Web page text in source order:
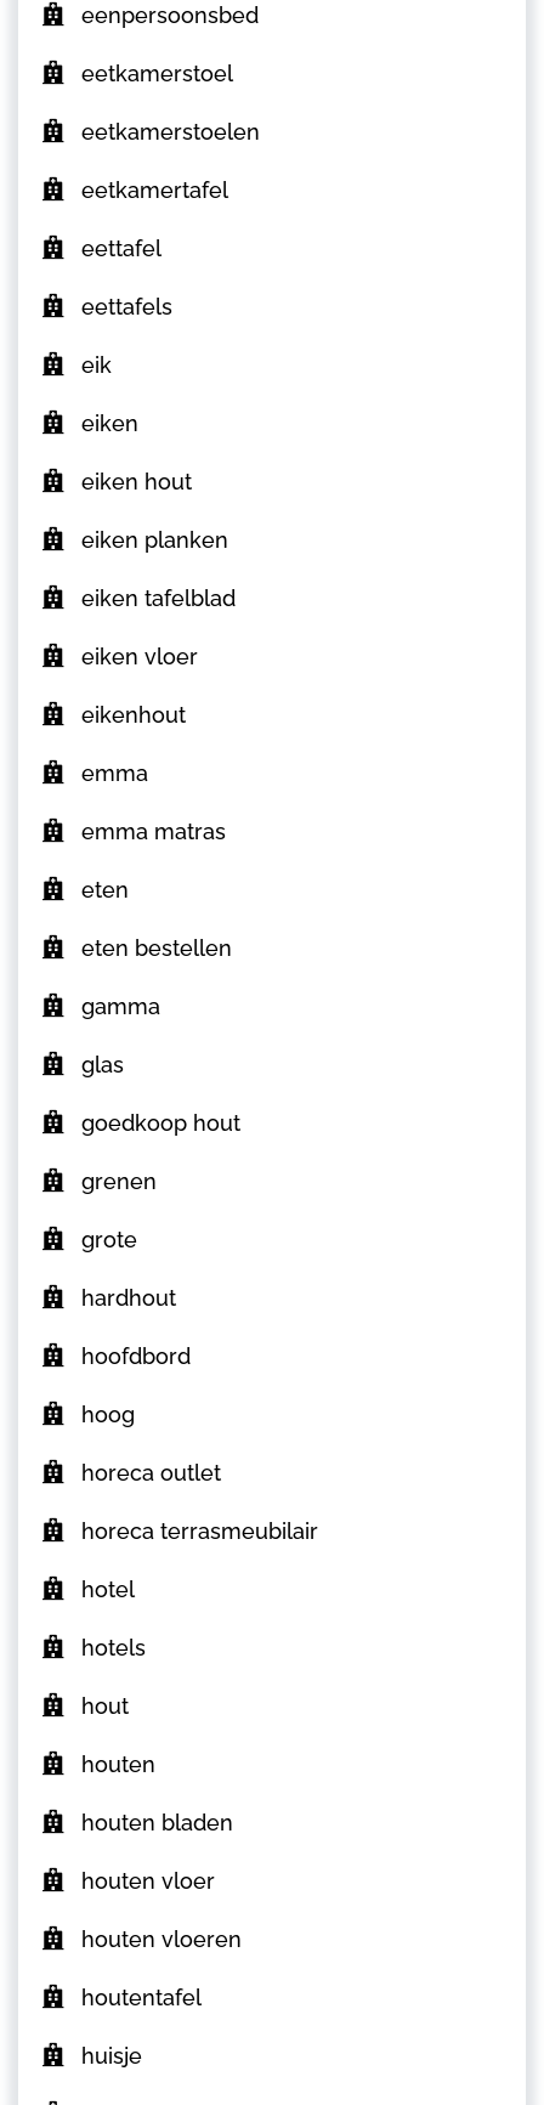
eenpersoonsbed
eetkamerstoel
eetkamerstoelen
eetkamertafel
eettafel
eettafels
eik
eiken
eiken hout
eiken planken
eiken tafelblad
eiken vloer
eikenhout
emma
emma matras
eten
eten bestellen
gamma
glas
goedkoop hout
grenen
grote
hardhout
hoofdbord
hoog
horeca outlet
horeca terrasmeubilair
hotel
hotels
hout
houten
houten bladen
houten vloer
houten vloeren
houtentafel
huisje